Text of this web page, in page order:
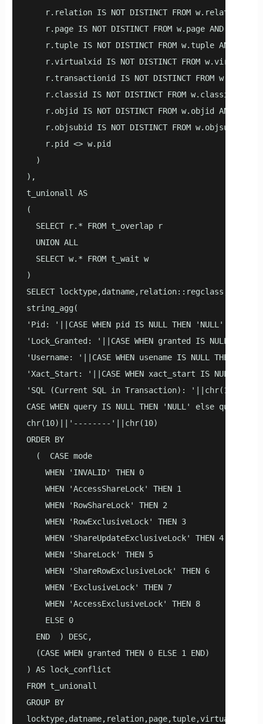
r.relation IS NOT DISTINCT FROM w.relation
    r.page IS NOT DISTINCT FROM w.page AND
    r.tuple IS NOT DISTINCT FROM w.tuple AND
r.virtualxid IS NOT DISTINCT FROM
r.transactionid IS NOT DISTINCT FROM
r.classid IS NOT DISTINCT FROM w.classid
    r.objid IS NOT DISTINCT FROM w.objid AND
r.objsubid IS NOT DISTINCT FROM w.objsubid
    r.pid <> w.pid
  )
),
t_unionall AS
(
  SELECT r.* FROM t_overlap r
  UNION ALL
  SELECT w.* FROM t_wait w
)
SELECT
string_agg(
'Pid: '||CASE WHEN pid IS NULL THEN 'NULL'
'Lock_Granted: '||CASE WHEN granted IS NULL
'Username: '||CASE WHEN usename IS NULL
'Xact_Start: '||CASE WHEN xact_start IS NULL
'SQL (Current SQL in Transaction): '||chr(10)||
CASE WHEN query IS NULL THEN 'NULL' else
chr(10)||'--------'||chr(10)
ORDER BY
  (  CASE mode
    WHEN 'INVALID' THEN 0
    WHEN 'AccessShareLock' THEN 1
    WHEN 'RowShareLock' THEN 2
    WHEN 'RowExclusiveLock' THEN 3
    WHEN 'ShareUpdateExclusiveLock' THEN 4
    WHEN 'ShareLock' THEN 5
    WHEN 'ShareRowExclusiveLock' THEN 6
    WHEN 'ExclusiveLock' THEN 7
    WHEN 'AccessExclusiveLock' THEN 8
    ELSE 0
  END  ) DESC,
  (CASE WHEN granted THEN 0 ELSE 1 END)
) AS lock_conflict
FROM t_unionall
GROUP BY